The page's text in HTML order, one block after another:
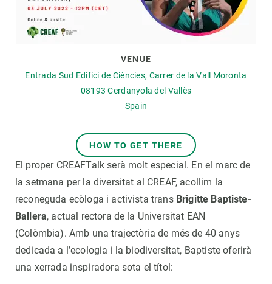
VENUE
Entrada Sud Edifici de Ciències, Carrer de la Vall Moronta
08193 Cerdanyola del Vallès
Spain
HOW TO GET THERE
El proper CREAFTalk serà molt especial. En el marc de
la setmana per la diversitat al CREAF, acollim la
reconeguda ecòloga i activista trans Brigitte Baptiste-
Ballera, actual rectora de la Universitat EAN
(Colòmbia). Amb una trajectòria de més de 40 anys
dedicada a l’ecologia i la biodiversitat, Baptiste oferirà
una xerrada inspiradora sota el títol: